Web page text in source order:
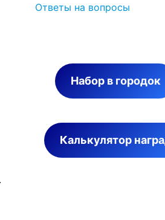
Ответы на вопросы
Набор в городок
Калькулятор